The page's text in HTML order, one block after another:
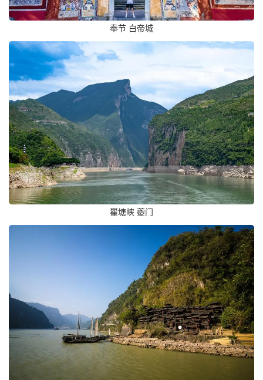
奉节 白帝城
瞿塘峡 夔门